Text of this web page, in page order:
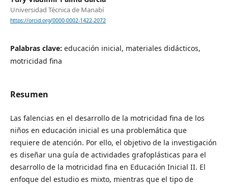
Universidad Técnica de Manabí
https://orcid.org/0000-0002-1422-2072
Palabras clave: educación inicial, materiales didácticos,
motricidad fina
Resumen
Las falencias en el desarrollo de la motricidad fina de los
niños en educación inicial es una problemática que
requiere de atención. Por ello, el objetivo de la investigación
es diseñar una guía de actividades grafoplásticas para el
desarrollo de la motricidad fina en Educación Inicial II. El
enfoque del estudio es mixto, mientras que el tipo de